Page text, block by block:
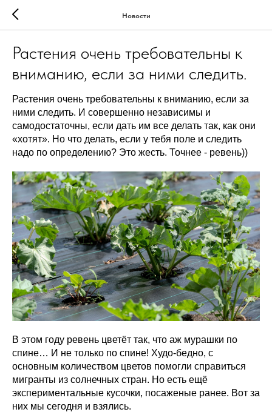
Новости
Растения очень требовательны к
вниманию, если за ними следить.
Растения очень требовательны к вниманию, если за
ними следить. И совершенно независимы и
самодостаточны, если дать им все делать так, как они
«хотят». Но что делать, если у тебя поле и следить
надо по определению? Это жесть. Точнее - ревень))
В этом году ревень цветёт так, что аж мурашки по
спине… И не только по спине! Худо-бедно, с
основным количеством цветов помогли справиться
мигранты из солнечных стран. Но есть ещё
экспериментальные кусочки, посаженые ранее. Вот за
них мы сегодня и взялись.